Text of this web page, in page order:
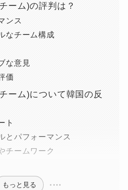
ーム)の評判は？
ンス
なチーム構成
な意見
価
ーム)について韓国の反
ト
とパフォーマンス
チームワーク
もっと見る